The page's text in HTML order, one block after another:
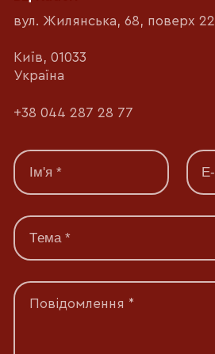
вул. Жилянська, 68, поверх 22
Київ, 01033
Україна
+38 044 287 28 77
Повідомлення *